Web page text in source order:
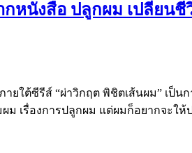
กหนังสือ ปลูกผม เปลี่ยนชี
ยใต้ซีรีส์ “ผ่าวิกฤต พิชิตเส้นผม” เป็
ม เรื่องการปลูกผม แต่ผมก็อยากจะใ